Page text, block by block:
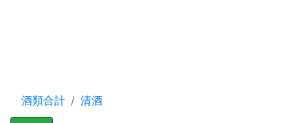
酒類合計 清酒